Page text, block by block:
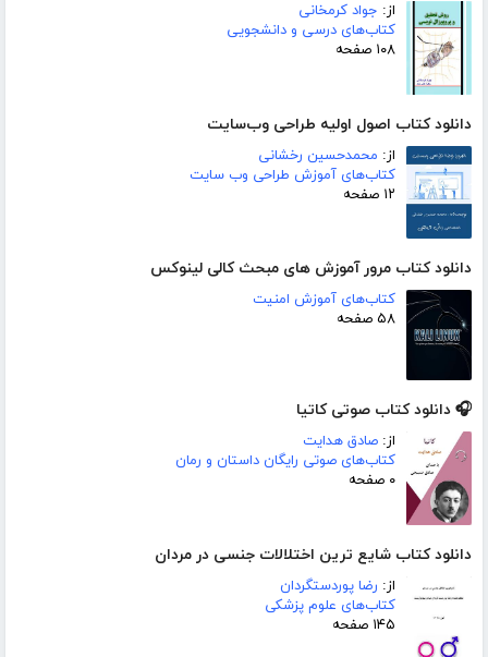
از: جواد کرمخانی
کتاب‌های درسی و دانشجویی
۱۰۸ صفحه
دانلود کتاب اصول اولیه طراحی وب‌سایت
از: محمد‌حسین رخشانی
کتاب‌های آموزش طراحی وب سایت
۱۲ صفحه
دانلود کتاب مرور آموزش های مبحث کالی لینوکس
کتاب‌های آموزش امنیت
۵۸ صفحه
🎧 دانلود کتاب صوتی کاتیا
از: صادق هدایت
کتاب‌های صوتی رایگان داستان و رمان
۰ صفحه
دانلود کتاب شایع ترین اختلالات جنسی در مردان
از: رضا پوردستگردان
کتاب‌های علوم پزشکی
۱۴۵ صفحه